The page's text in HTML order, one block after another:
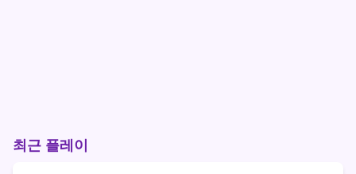
최근 플레이